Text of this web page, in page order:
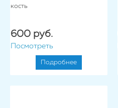
кость
600 руб.
Посмотреть
Подробнее